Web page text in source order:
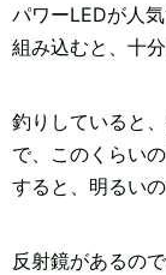
パワーLEDが人
組み込むと、十
釣りしていると
で、このくらい
すると、明るいの
反射鏡があるの